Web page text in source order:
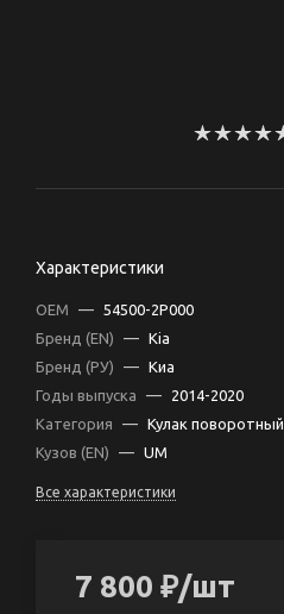
Характеристики
OEM — 54500-2P000
Бренд (EN)
— Kia
Бренд (РУ)
— Киа
Годы выпуска
—
2014-2020
Категория
— Кулак поворотный
Кузов (EN)
— UM
Все характеристики
7 800 ₽/шт